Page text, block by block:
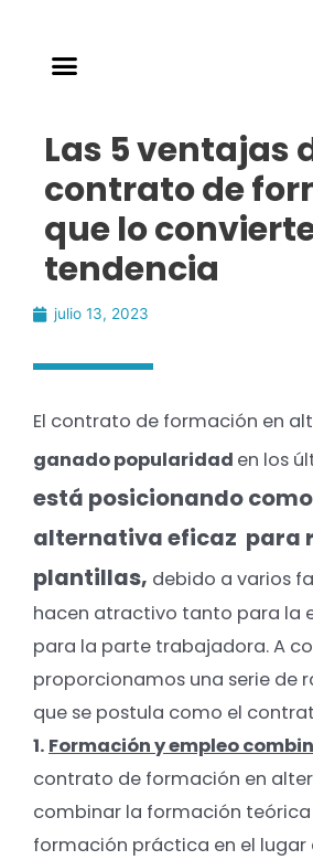
Las 5 ventajas
contrato de
que lo
tendencia
julio 13, 2023
El contrato de formación en
ganado popularidad en los
está posicionando
alternativa eficaz para
plantillas, debido a varios
hacen atractivo tanto para la
para la parte trabajadora. A
proporcionamos una serie de
que se postula como el
1. Formación y empleo
contrato de formación en
combinar la formación
formación práctica en el lugar